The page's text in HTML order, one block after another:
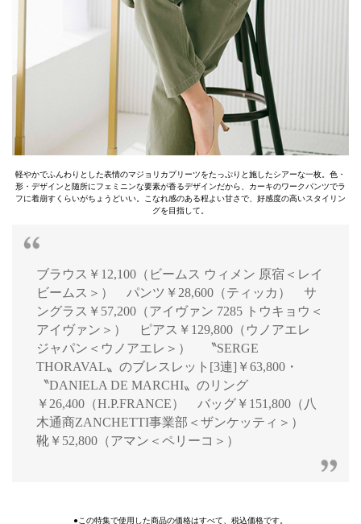
軽やかでふんわりとした表情のマジョリカプリーツをたっぷりと施したシアーな一枚。色・
形・デザインと随所にフェミニンな要素が香るデザインだから、カーキのワークパンツでラ
フに着崩すくらいがちょうどいい。こなれ感のある程よい甘さで、好感度の高いスタイリン
グを目指して。
ブラウス￥12,100（ビームス ウィメン 原宿＜レイ
ビームス＞） パンツ￥28,600（ティッカ） サ
ングラス￥57,200（アイヴァン 7285 トウキョウ＜
アイヴァン＞） ピアス￥129,800（ウノアエレ
ジャパン＜ウノアエレ＞） 〝SERGE
THORAVAL〟のブレスレット[3連]￥63,800・
〝DANIELA DE MARCHI〟のリング
￥26,400（H.P.FRANCE） バッグ￥151,800（八
木通商ZANCHETTI事業部＜ザンケッティ＞）
靴￥52,800（アマン＜ペリーコ＞）
●この特集で使用した商品の価格はすべて、税込価格です。